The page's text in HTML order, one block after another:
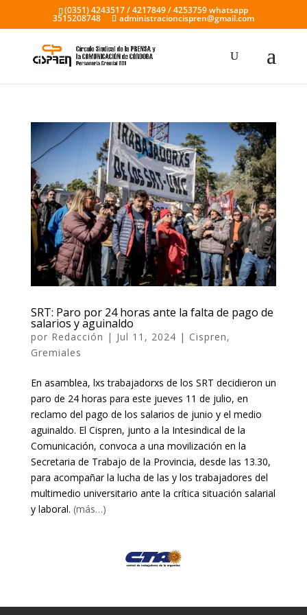
(0351) 4243517 / 4217849 / 4253759 whatsapp
3515208748 administracioncispren@gmail.com
SRT: Paro por 24 horas ante la falta de pago de
salarios y aguinaldo
por Redacción | Jul 11, 2024 | Cispren,
Gremiales
En asamblea, lxs trabajadorxs de los SRT decidieron un
paro de 24 horas para este jueves 11 de julio, en
reclamo del pago de los salarios de junio y el medio
aguinaldo. El Cispren, junto a la Intesindical de la
Comunicación, convoca a una movilización en la
Secretaria de Trabajo de la Provincia, desde las 13.30,
para acompañar la lucha de las y los trabajadores del
multimedio universitario ante la crítica situación salarial
y laboral. (más…)